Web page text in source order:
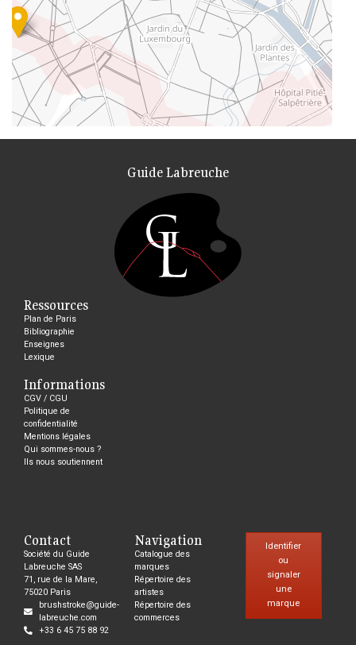
Guide Labreuche
Ressources
Plan de Paris
Bibliographie
Enseignes
Lexique
Informations
CGV / CGU
Politique de
confidentialité
Mentions légales
Qui sommes-nous ?
Ils nous soutiennent
Contact
Société du Guide
Labreuche SAS
71, rue de la Mare,
75020 Paris
brushstroke@guide-
labreuche.com
+33 6 45 75 88 92
Navigation
Catalogue des
marques
Répertoire des
artistes
Répertoire des
commerces
Identifier
ou
signaler
une
marque